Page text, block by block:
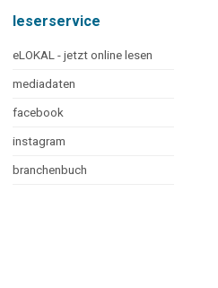
leserservice
eLOKAL - jetzt online lesen
mediadaten
facebook
instagram
branchenbuch